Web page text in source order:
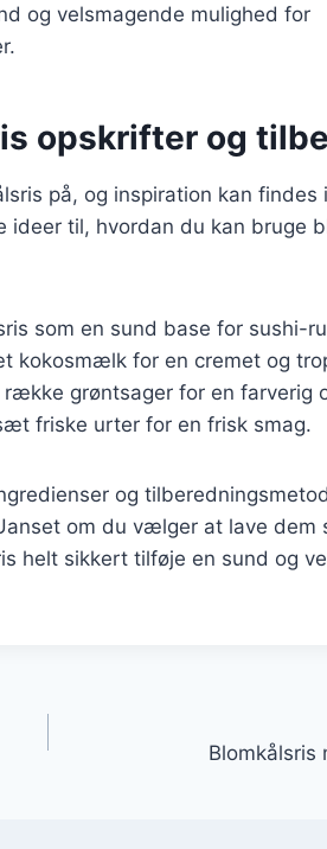
og velsmagende mulighed for
opskrifter og
på, og inspiration kan findes
ideer til, hvordan du kan bruge
som en sund base for sushi-
kokosmælk for en cremet og
række grøntsager for en farverig
friske urter for en frisk smag.
og
om du vælger at lave dem
helt sikkert tilføje en sund og